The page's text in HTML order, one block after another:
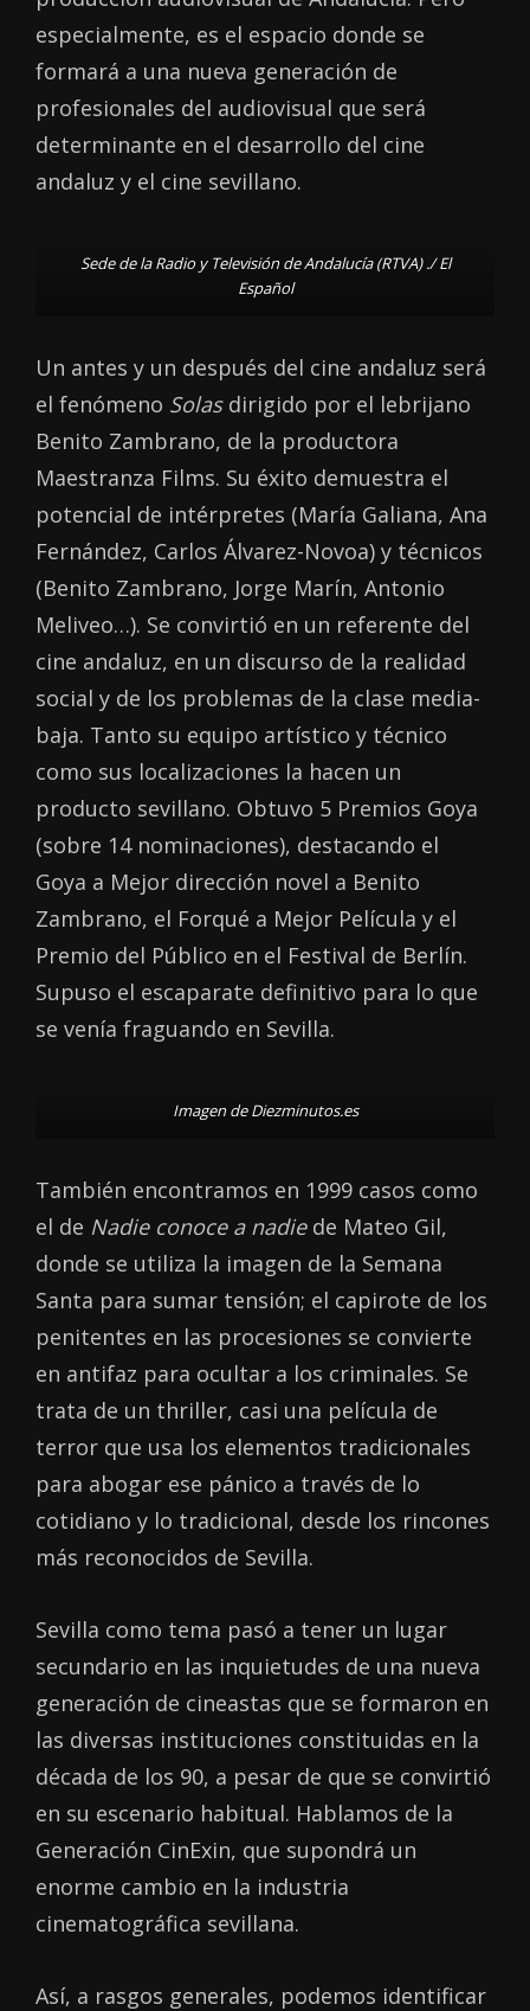
especialmente, es el espacio donde se
formará a una nueva generación de
profesionales del audiovisual que será
determinante en el desarrollo del cine
andaluz y el cine sevillano.
Sede de la Radio y Televisión de Andalucía (RTVA) ./ El
Español
Un antes y un después del cine andaluz será
el fenómeno Solas dirigido por el lebrijano
Benito Zambrano, de la productora
Maestranza Films. Su éxito demuestra el
potencial de intérpretes (María Galiana, Ana
Fernández, Carlos Álvarez-Novoa) y técnicos
(Benito Zambrano, Jorge Marín, Antonio
Meliveo…). Se convirtió en un referente del
cine andaluz, en un discurso de la realidad
social y de los problemas de la clase media-
baja. Tanto su equipo artístico y técnico
como sus localizaciones la hacen un
producto sevillano. Obtuvo 5 Premios Goya
(sobre 14 nominaciones), destacando el
Goya a Mejor dirección novel a Benito
Zambrano, el Forqué a Mejor Película y el
Premio del Público en el Festival de Berlín.
Supuso el escaparate definitivo para lo que
se venía fraguando en Sevilla.
Imagen de Diezminutos.es
También encontramos en 1999 casos como
el de Nadie conoce a nadiede Mateo Gil,
donde se utiliza la imagen de la Semana
Santa para sumar tensión; el capirote de los
penitentes en las procesiones se convierte
en antifaz para ocultar a los criminales. Se
trata de un thriller, casi una película de
terror que usa los elementos tradicionales
para abogar ese pánico a través de lo
cotidiano y lo tradicional, desde los rincones
más reconocidos de Sevilla.
Sevilla como tema pasó a tener un lugar
secundario en las inquietudes de una nueva
generación de cineastas que se formaron en
las diversas instituciones constituidas en la
década de los 90, a pesar de que se convirtió
en su escenario habitual. Hablamos de la
Generación CinExin, que supondrá un
enorme cambio en la industria
cinematográfica sevillana.
Así, a rasgos generales, podemos identificar